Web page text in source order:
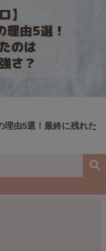
理由5選！最終に残れた